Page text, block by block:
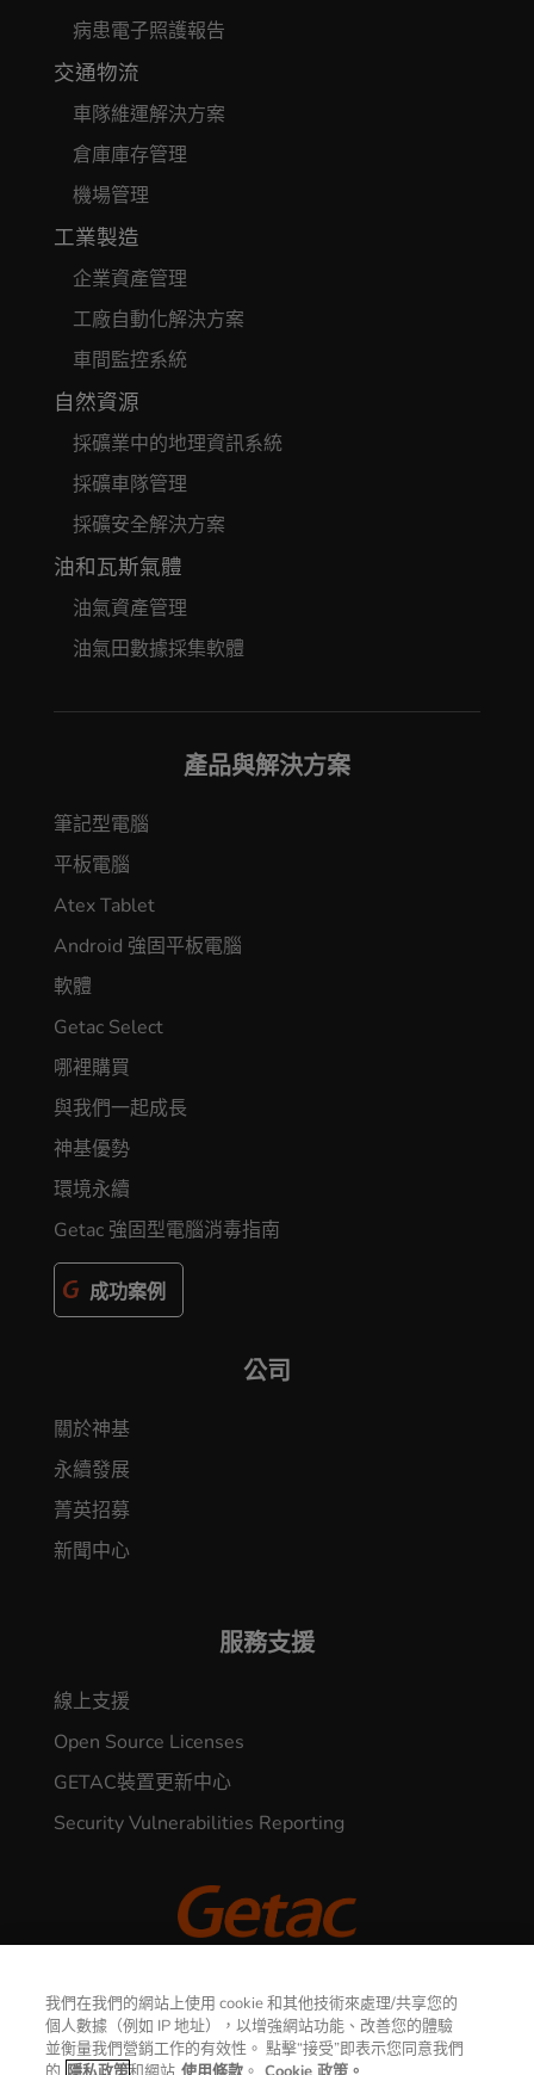
病患電子照護報告
交通物流
車隊維運解決方案
倉庫庫存管理
機場管理
工業製造
企業資產管理
工廠自動化解決方案
車間監控系統
自然資源
採礦業中的地理資訊系統
採礦車隊管理
採礦安全解決方案
油和瓦斯氣體
油氣資產管理
油氣田數據採集軟體
產品與解決方案
筆記型電腦
平板電腦
Atex Tablet
Android 強固平板電腦
軟體
Getac Select
哪裡購買
與我們一起成長
神基優勢
環境永續
Getac 強固型電腦消毒指南
成功案例
公司
關於神基
永續發展
菁英招募
新聞中心
服務支援
線上支援
Open Source Licenses
GETAC裝置更新中心
Security Vulnerabilities Reporting
© 2026 GETAC. All Rights Reserved.
隱私權聲明 使用條款
聯繫我們
我們在我們的網站上使用 cookie 和其他技術來處理/共享您的
個人數據（例如 IP 地址），以增強網站功能、改善您的體驗
並衡量我們營銷工作的有效性。 點擊“接受”即表示您同意我們